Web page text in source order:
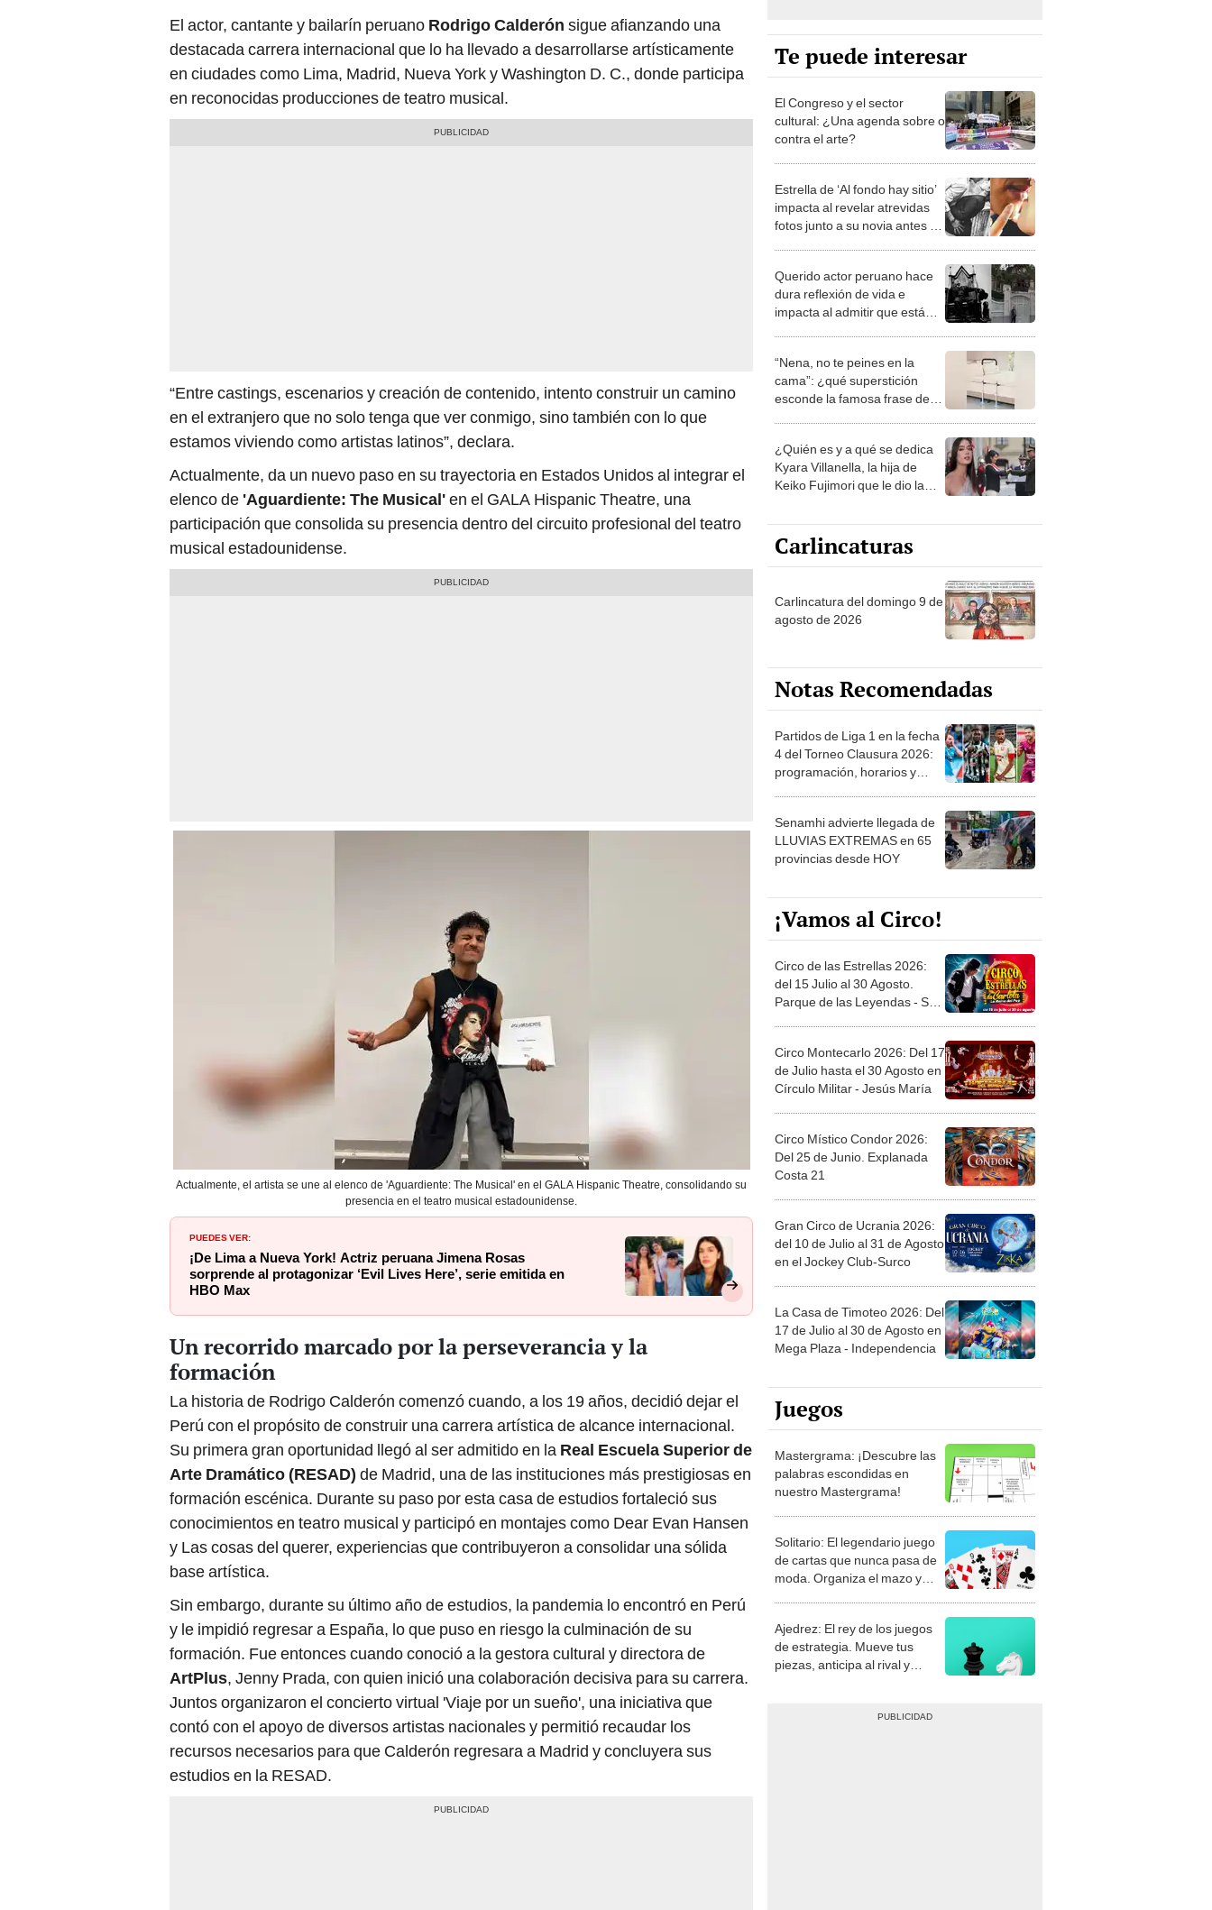
El actor, cantante y bailarín peruano Rodrigo Calderón sigue afianzando una
destacada carrera internacional que lo ha llevado a desarrollarse artísticamente
en ciudades como Lima, Madrid, Nueva York y Washington D. C., donde participa
en reconocidas producciones de teatro musical.
“Entre castings, escenarios y creación de contenido, intento construir un camino
en el extranjero que no solo tenga que ver conmigo, sino también con lo que
estamos viviendo como artistas latinos”, declara.
Actualmente, da un nuevo paso en su trayectoria en Estados Unidos al integrar el
elenco de 'Aguardiente: The Musical'en el GALA Hispanic Theatre, una
participación que consolida su presencia dentro del circuito profesional del teatro
musical estadounidense.
Actualmente, el artista se une al elenco de 'Aguardiente: The Musical' en el GALA Hispanic Theatre, consolidando su
presencia en el teatro musical estadounidense.
PUEDES VER:
¡De Lima a Nueva York! Actriz peruana Jimena Rosas
sorprende al protagonizar ‘Evil Lives Here’, serie emitida en
HBO Max
Un recorrido marcado por la perseverancia y la
formación
La historia de Rodrigo Calderón comenzó cuando, a los 19 años, decidió dejar el
Perú con el propósito de construir una carrera artística de alcance internacional.
Su primera gran oportunidad llegó al ser admitido en la Real Escuela Superior de
Arte Dramático (RESAD) de Madrid, una de las instituciones más prestigiosas en
formación escénica. Durante su paso por esta casa de estudios fortaleció sus
conocimientos en teatro musical y participó en montajes como Dear Evan Hansen
y Las cosas del querer, experiencias que contribuyeron a consolidar una sólida
base artística.
Sin embargo, durante su último año de estudios, la pandemia lo encontró en Perú
y le impidió regresar a España, lo que puso en riesgo la culminación de su
formación. Fue entonces cuando conoció a la gestora cultural y directora de
ArtPlus, Jenny Prada, con quien inició una colaboración decisiva para su carrera.
Juntos organizaron el concierto virtual 'Viaje por un sueño', una iniciativa que
contó con el apoyo de diversos artistas nacionales y permitió recaudar los
recursos necesarios para que Calderón regresara a Madrid y concluyera sus
estudios en la RESAD.
Te puede interesar
El Congreso y el sector
cultural: ¿Una agenda sobre o
contra el arte?
Estrella de ‘Al fondo hay sitio’
impacta al revelar atrevidas
fotos junto a su novia antes de
Querido actor peruano hace
dura reflexión de vida e
impacta al admitir que está
“Nena, no te peines en la
cama”: ¿qué superstición
esconde la famosa frase de
¿Quién es y a qué se dedica
Kyara Villanella, la hija de
Keiko Fujimori que le dio la
Carlincaturas
Carlincatura del domingo 9 de
agosto de 2026
Notas Recomendadas
Partidos de Liga 1 en la fecha
4 del Torneo Clausura 2026:
programación, horarios y
Senamhi advierte llegada de
LLUVIAS EXTREMAS en 65
provincias desde HOY
¡Vamos al Circo!
Circo de las Estrellas 2026:
del 15 Julio al 30 Agosto.
Parque de las Leyendas - San
Circo Montecarlo 2026: Del 17
de Julio hasta el 30 Agosto en
Círculo Militar - Jesús María
Circo Místico Condor 2026:
Del 25 de Junio. Explanada
Costa 21
Gran Circo de Ucrania 2026:
del 10 de Julio al 31 de Agosto
en el Jockey Club-Surco
La Casa de Timoteo 2026: Del
17 de Julio al 30 de Agosto en
Mega Plaza - Independencia
Juegos
Mastergrama: ¡Descubre las
palabras escondidas en
nuestro Mastergrama!
Solitario: El legendario juego
de cartas que nunca pasa de
moda. Organiza el mazo y
Ajedrez: El rey de los juegos
de estrategia. Mueve tus
piezas, anticipa al rival y